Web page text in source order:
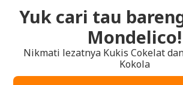
Yuk cari tau
Mondelico!
Nikmati lezatnya Kukis Cokelat
Kokola